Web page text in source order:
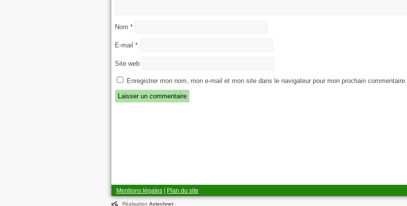
Nom *
E-mail *
Site web
Enregistrer mon nom, mon e-mail et mon site dans le navigateur pour mon prochain commentaire.
Mentions légales | Plan du site
Réalisation Aytechnet: